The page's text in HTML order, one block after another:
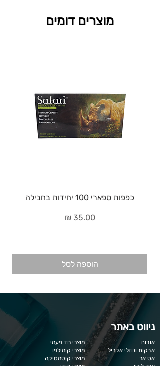
מוצרים דומים
כפפות ספארי 100 יחידות בחבילה
מחיר‏35.00 ‏₪
הוספה לסל
ניווט באתר
מוצרי חד פעמי
מוצרי קומילפו
מוצרי קוסמטיקה
אודות
אבקות ונוזלי אקריל
אס אר